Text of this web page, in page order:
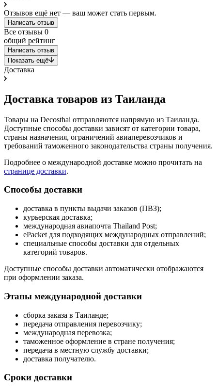
Отзывов ещё нет — ваш может стать первым.
Написать отзыв
Все отзывы 0
общий рейтинг
Написать отзыв
Показать ещё
Доставка
Доставка товаров из Таиланда
Товары на Decosthai отправляются напрямую из Таиланда.
Доступные способы доставки зависят от категории товара,
страны назначения, ограничений авиаперевозчиков и
требований таможенного законодательства страны получения.
Подробнее о международной доставке можно прочитать на
странице доставки.
Способы доставки
доставка в пункты выдачи заказов (ПВЗ);
курьерская доставка;
международная авиапочта Thailand Post;
ePacket для подходящих международных отправлений;
специальные способы доставки для отдельных
категорий товаров.
Доступные способы доставки автоматически отображаются
при оформлении заказа.
Этапы международной доставки
сборка заказа в Таиланде;
передача отправления перевозчику;
международная перевозка;
таможенное оформление в стране получения;
передача в местную службу доставки;
доставка получателю.
Сроки доставки